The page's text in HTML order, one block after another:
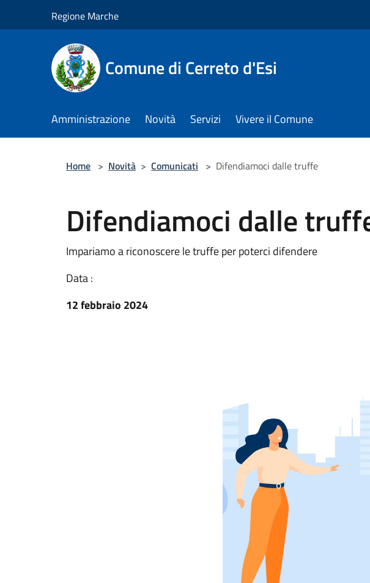
Regione Marche
Comune di Cerreto d'Esi
Amministrazione Novità Servizi Vivere il Comune
Home > Novità > Comunicati > Difendiamoci dalle truffe
Difendiamoci dalle
Impariamo a riconoscere le truffe per poterci difendere
Data :
12 febbraio 2024